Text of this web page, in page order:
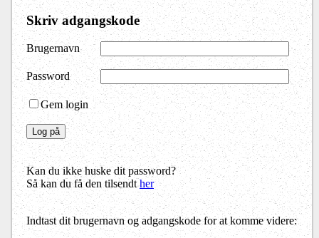
Skriv adgangskode
Brugernavn
Password
Gem login
Kan du ikke huske dit password?
Så kan du få den tilsendther
Indtast dit brugernavn og adgangskode for at komme videre: